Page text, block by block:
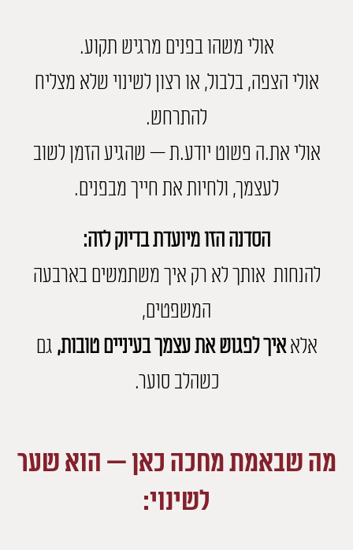
אולי משהו בפנים מרגיש תקוע.
אולי הצפה, בלבול, או רצון לשינוי שלא מצליח
להתרחש.
אולי את.ה פשוט יודע.ת — שהגיע הזמן לשוב
לעצמך, ולחיות את חייך מבפנים.
הסדנה הזו מיועדת בדיוק לזה:
להנחות אותך לא רק איך משתמשים בארבעה
המשפטים,
אלאאיך לפגוש את עצמך בעיניים טובות, גם
כשהלב סוער.
מה שבאמת מחכה כאן — הוא שער
לשינוי: